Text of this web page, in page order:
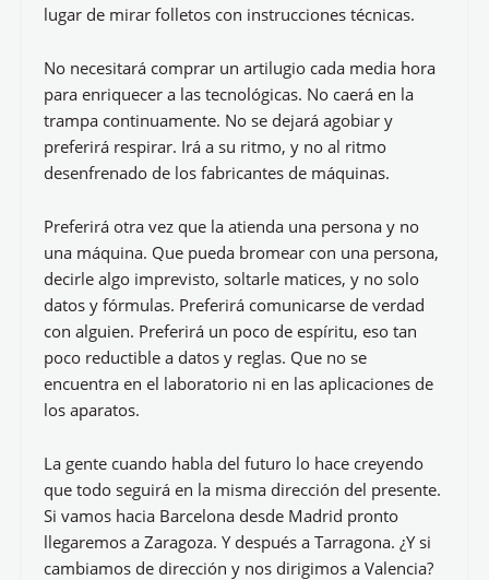
lugar de mirar folletos con instrucciones técnicas.
No necesitará comprar un artilugio cada media hora
para enriquecer a las tecnológicas. No caerá en la
trampa continuamente. No se dejará agobiar y
preferirá respirar. Irá a su ritmo, y no al ritmo
desenfrenado de los fabricantes de máquinas.
Preferirá otra vez que la atienda una persona y no
una máquina. Que pueda bromear con una persona,
decirle algo imprevisto, soltarle matices, y no solo
datos y fórmulas. Preferirá comunicarse de verdad
con alguien. Preferirá un poco de espíritu, eso tan
poco reductible a datos y reglas. Que no se
encuentra en el laboratorio ni en las aplicaciones de
los aparatos.
La gente cuando habla del futuro lo hace creyendo
que todo seguirá en la misma dirección del presente.
Si vamos hacia Barcelona desde Madrid pronto
llegaremos a Zaragoza. Y después a Tarragona. ¿Y si
cambiamos de dirección y nos dirigimos a Valencia?